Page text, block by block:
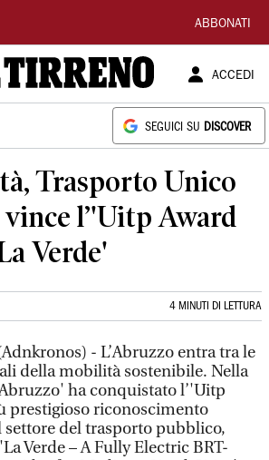
ABBONATI
ACCEDI
SEGUICI SU DISCOVER
Trasporto Unico
l’'Uitp Award
Verde'
4 MINUTI DI LETTURA
- L’Abruzzo entra tra le
della mobilità sostenibile. Nella
ha conquistato l’'Uitp
prestigioso riconoscimento
del trasporto pubblico,
Verde – A Fully Electric BRT-